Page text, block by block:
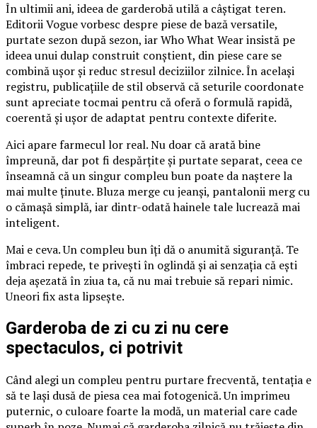
În ultimii ani, ideea de garderobă utilă a câștigat teren.
Editorii Vogue vorbesc despre piese de bază versatile,
purtate sezon după sezon, iar Who What Wear insistă pe
ideea unui dulap construit conștient, din piese care se
combină ușor și reduc stresul deciziilor zilnice. În același
registru, publicațiile de stil observă că seturile coordonate
sunt apreciate tocmai pentru că oferă o formulă rapidă,
coerentă și ușor de adaptat pentru contexte diferite.
Aici apare farmecul lor real. Nu doar că arată bine
împreună, dar pot fi despărțite și purtate separat, ceea ce
înseamnă că un singur compleu bun poate da naștere la
mai multe ținute. Bluza merge cu jeanși, pantalonii merg cu
o cămașă simplă, iar dintr-odată hainele tale lucrează mai
inteligent.
Mai e ceva. Un compleu bun îți dă o anumită siguranță. Te
îmbraci repede, te privești în oglindă și ai senzația că ești
deja așezată în ziua ta, că nu mai trebuie să repari nimic.
Uneori fix asta lipsește.
Garderoba de zi cu zi nu cere
spectaculos, ci potrivit
Când alegi un compleu pentru purtare frecventă, tentația e
să te lași dusă de piesa cea mai fotogenică. Un imprimeu
puternic, o culoare foarte la modă, un material care cade